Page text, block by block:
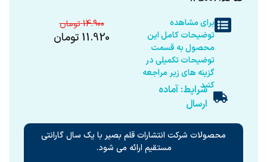
برای مشاهده
توضیحات کامل این
محصول به قسمت
توضیحات تکمیلی در
گزینه های زیر مراجعه
کنیدشرایط: آماده
ارسال
14.900
11.920 تومان
محصولات شرکت انتشارات قلم بصیر با یک سال گارانتی
مستقیم ارائه می شود.